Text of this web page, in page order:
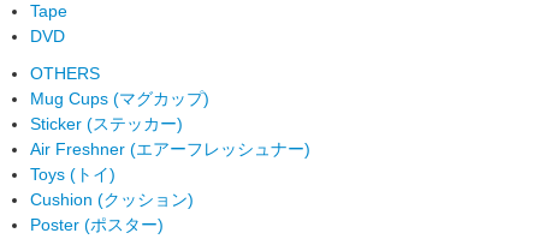
Tape
DVD
OTHERS
Mug Cups (マグカップ)
Sticker (ステッカー)
Air Freshner (エアーフレッシュナー)
Toys (トイ)
Cushion (クッション)
Poster (ポスター)